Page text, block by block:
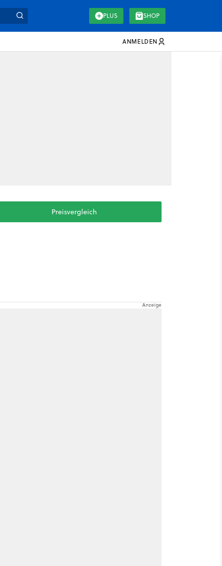
PLUS SHOP
ANMELDEN
Preisvergleich